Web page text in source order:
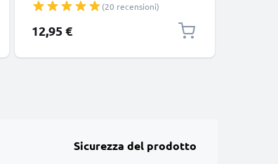
Eufy, Reolink, Wyze, Zumimall staffa
di montaggio inclinabile e rotante
(20 recensioni)
12,95 €
Sicurezza del prodotto